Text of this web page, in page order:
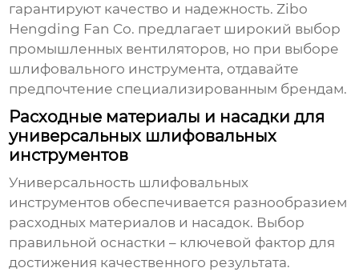
гарантируют качество и надежность. Zibo
Hengding Fan Co. предлагает широкий выбор
промышленных вентиляторов, но при выборе
шлифовального инструмента, отдавайте
предпочтение специализированным брендам.
Расходные материалы и насадки для
универсальных шлифовальных
инструментов
Универсальность шлифовальных
инструментов обеспечивается разнообразием
расходных материалов и насадок. Выбор
правильной оснастки – ключевой фактор для
достижения качественного результата.